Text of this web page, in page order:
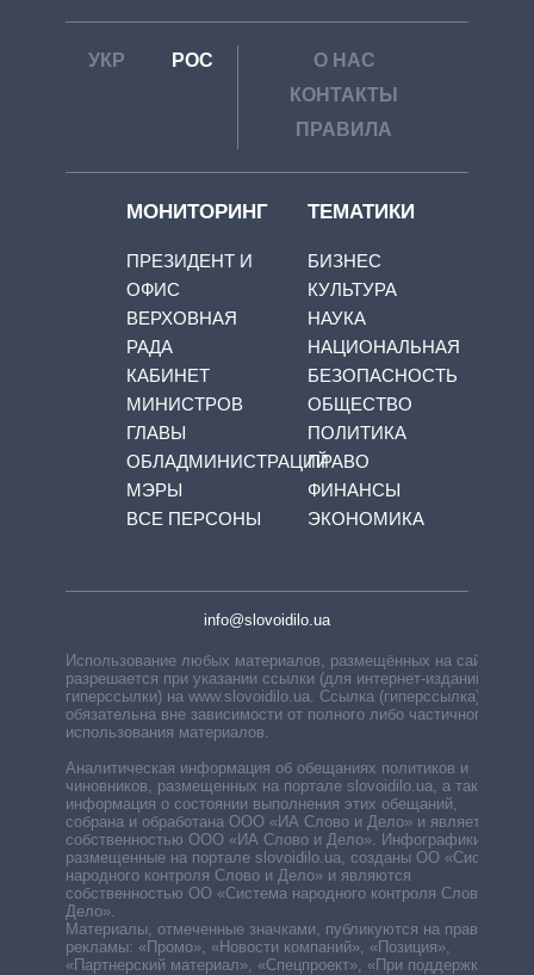
УКР РОС
О НАС
КОНТАКТЫ
ПРАВИЛА
МОНИТОРИНГ
ПРЕЗИДЕНТ И
ОФИС
ВЕРХОВНАЯ
РАДА
КАБИНЕТ
МИНИСТРОВ
ГЛАВЫ
ОБЛАДМИНИСТРАЦИЙ
МЭРЫ
ВСЕ ПЕРСОНЫ
ТЕМАТИКИ
БИЗНЕС
КУЛЬТУРА
НАУКА
НАЦИОНАЛЬНАЯ
БЕЗОПАСНОСТЬ
ОБЩЕСТВО
ПОЛИТИКА
ПРАВО
ФИНАНСЫ
ЭКОНОМИКА
info@slovoidilo.ua
Использование любых материалов, размещённых на сайте,
разрешается при указании ссылки (для интернет-изданий —
гиперссылки) на www.slovoidilo.ua. Ссылка (гиперссылка)
обязательна вне зависимости от полного либо частичного
использования материалов.
Аналитическая информация об обещаниях политиков и
чиновников, размещенных на портале slovoidilo.ua, а также
информация о состоянии выполнения этих обещаний,
собрана и обработана ООО «ИА Слово и Дело» и является
собственностью ООО «ИА Слово и Дело». Инфографики,
размещенные на портале slovoidilo.ua, созданы ОО «Система
народного контроля Слово и Дело» и являются
собственностью ОО «Система народного контроля Слово и
Дело».
Материалы, отмеченные значками, публикуются на правах
рекламы: «Промо», «Новости компаний», «Позиция»,
«Партнерский материал», «Спецпроект», «При поддержке».